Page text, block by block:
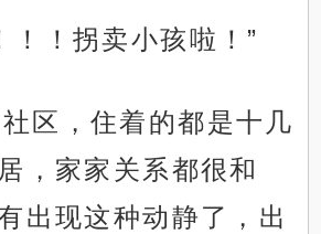
！！拐卖小孩啦！”
区，住着的都是十几
，家家关系都很和
出现这种动静了，出